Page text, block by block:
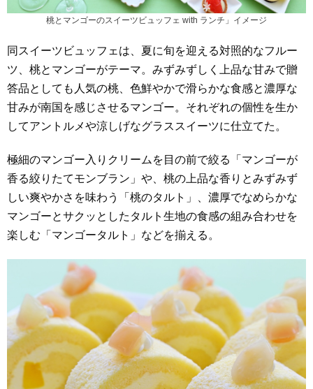
桃とマンゴーのスイーツビュッフェ with ランチ」イメージ
同スイーツビュッフェは、夏に旬を迎える対照的なフルー
ツ、桃とマンゴーがテーマ。みずみずしく上品な甘みで贈
答品としても人気の桃、色鮮やかで滑らかな食感と濃厚な
甘みが南国を感じさせるマンゴー。それぞれの個性を生か
してアントルメや涼しげなグラススイーツに仕立てた。
極細のマンゴー入りクリームを目の前で絞る「マンゴーが
香る絞りたてモンブラン」や、桃の上品な香りとみずみず
しい爽やかさを味わう「桃のタルト」、濃厚でなめらかな
マンゴーとサクッとしたタルト生地の食感の組み合わせを
楽しむ「マンゴータルト」などを揃える。